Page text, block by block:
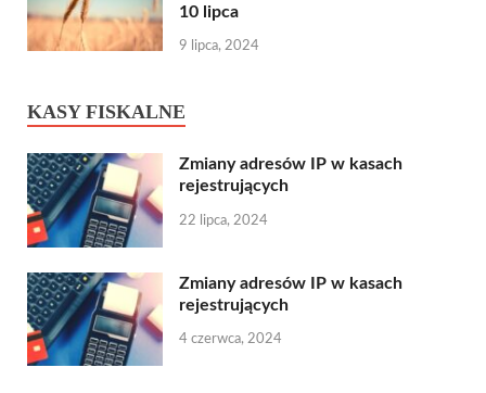
10 lipca
9 lipca, 2024
KASY FISKALNE
Zmiany adresów IP w kasach
rejestrujących
22 lipca, 2024
Zmiany adresów IP w kasach
rejestrujących
4 czerwca, 2024